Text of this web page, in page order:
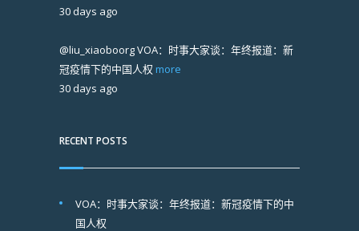
30 days ago
@liu_xiaoboorgVOA：时事大家谈：年终报道：新
冠疫情下的中国人权 more
30 days ago
RECENT POSTS
VOA：时事大家谈：年终报道：新冠疫情下的中
国人权